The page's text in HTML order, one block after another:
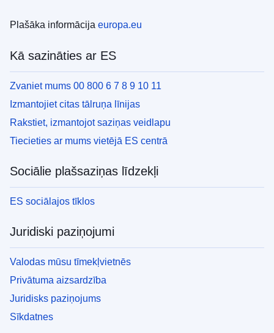
Plašāka informācija europa.eu
Kā sazināties ar ES
Zvaniet mums 00 800 6 7 8 9 10 11
Izmantojiet citas tālruņa līnijas
Rakstiet, izmantojot saziņas veidlapu
Tiecieties ar mums vietējā ES centrā
Sociālie plašsaziņas līdzekļi
ES sociālajos tīklos
Juridiski paziņojumi
Valodas mūsu tīmekļvietnēs
Privātuma aizsardzība
Juridisks paziņojums
Sīkdatnes